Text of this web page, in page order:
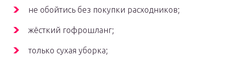
не обойтись без покупки расходников;
жёсткий гофрошланг;
только сухая уборка;